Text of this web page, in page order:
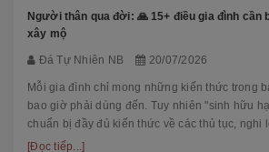
Người thân qua đời: 🙏 15+ điều gia đình cần
xây mộ
Đá Tự Nhiên NB 20/07/2026
Mỗi gia đình chỉ mong những kiến thức trong
bao giờ phải dùng đến. Tuy nhiên "sinh hữu
chuẩn bị đầy đủ kiến thức về các thủ tục, nghi
phầ...
[Đọc tiếp...]